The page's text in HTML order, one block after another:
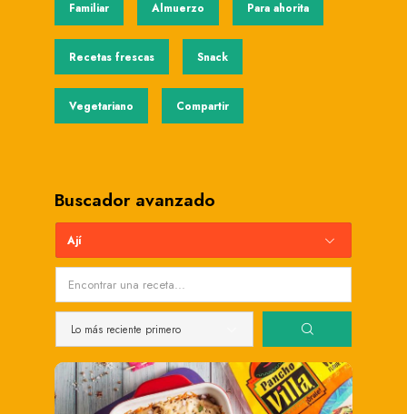
Familiar Almuerzo Para ahorita
Recetas frescas Snack
Vegetariano Compartir
Buscador avanzado
Ají